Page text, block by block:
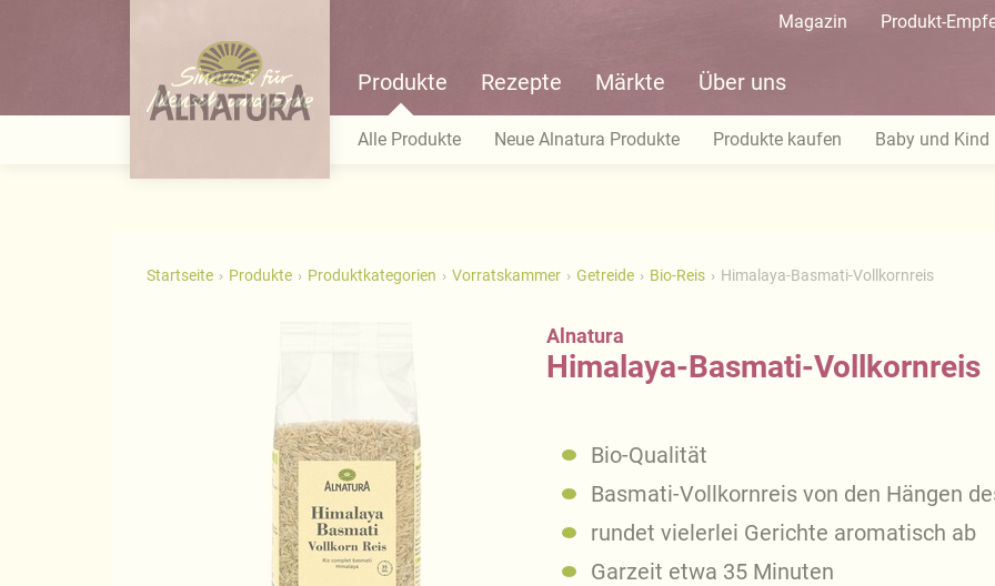
Magazin Produkt-
Produkte Rezepte Märkte Über uns
Alle Produkte Neue Alnatura Produkte Produkte kaufen Baby und Kind
Startseite Produkte Produktkategorien Vorratskammer Getreide Bio-Reis Himalaya-Basmati-Vollkornreis
Alnatura
Himalaya-Basmati-Vollkornreis
Bio-Qualität
Basmati-Vollkornreis von den Hängen
rundet vielerlei Gerichte aromatisch ab
Garzeit etwa 35 Minuten